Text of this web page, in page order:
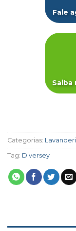
Fale
Saiba
Categorias:
Tag: Diversey